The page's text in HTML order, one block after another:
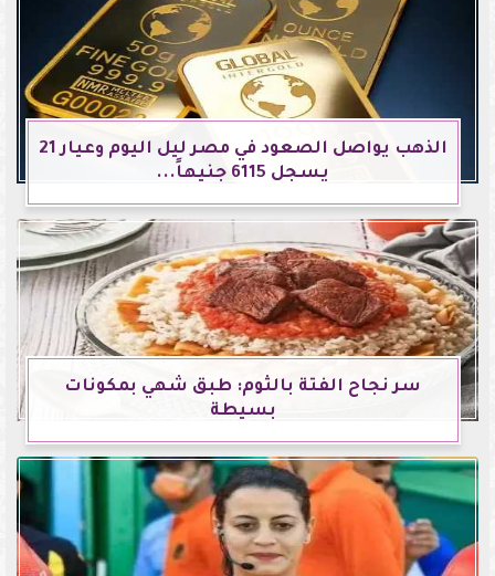
الذهب يواصل الصعود في مصر ليل اليوم وعيار 21
يسجل 6115 جنيهاً...
سر نجاح الفتة بالثوم: طبق شهي بمكونات
بسيطة